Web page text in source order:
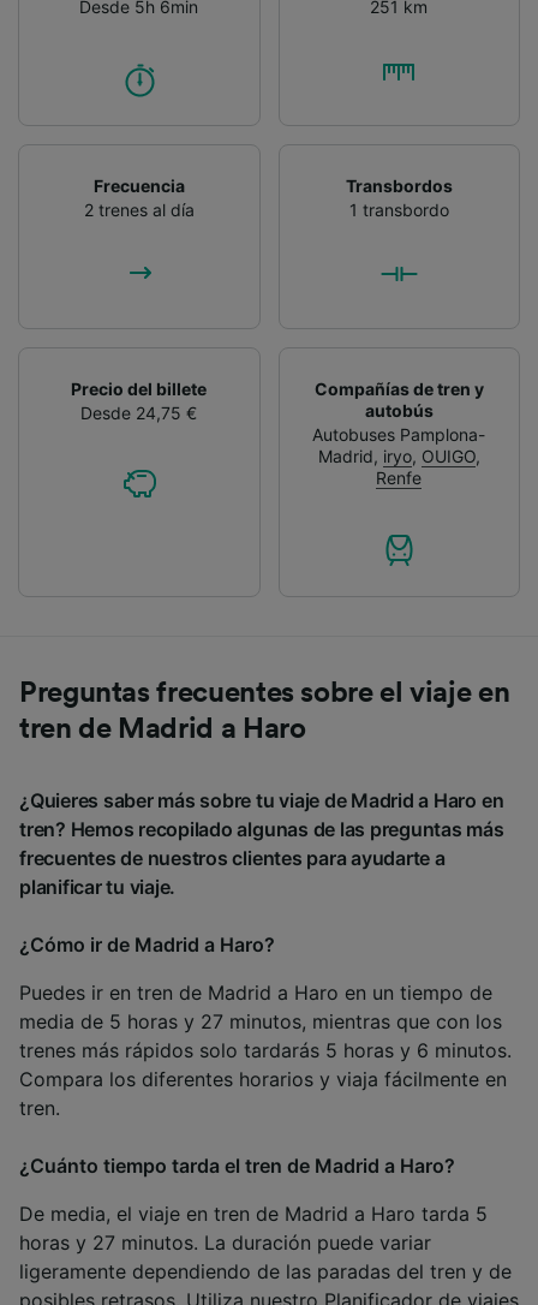
Desde 5h 6min
251 km
Frecuencia
2 trenes al día
Transbordos
1 transbordo
Precio del billete
Desde 24,75 €
Compañías de tren y
autobús
Autobuses Pamplona-
Madrid, iryo, OUIGO,
Renfe
Preguntas frecuentes sobre el viaje en
tren de Madrid a Haro
¿Quieres saber más sobre tu viaje de Madrid a Haro en
tren? Hemos recopilado algunas de las preguntas más
frecuentes de nuestros clientes para ayudarte a
planificar tu viaje.
¿Cómo ir de Madrid a Haro?
Puedes ir en tren de Madrid a Haro en un tiempo de
media de 5 horas y 27 minutos, mientras que con los
trenes más rápidos solo tardarás 5 horas y 6 minutos.
Compara los diferentes horarios y viaja fácilmente en
tren.
¿Cuánto tiempo tarda el tren de Madrid a Haro?
De media, el viaje en tren de Madrid a Haro tarda 5
horas y 27 minutos. La duración puede variar
ligeramente dependiendo de las paradas del tren y de